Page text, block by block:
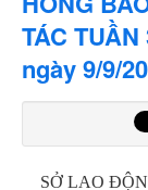
TÁC
ngày 9/9/
SỞ LAO